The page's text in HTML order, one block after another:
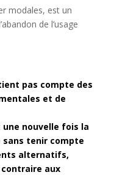
modales, est un
de l’usage
pas compte des
et de
nouvelle fois la
tenir compte
alternatifs,
aux